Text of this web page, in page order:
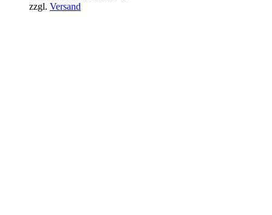
zzgl. Versand